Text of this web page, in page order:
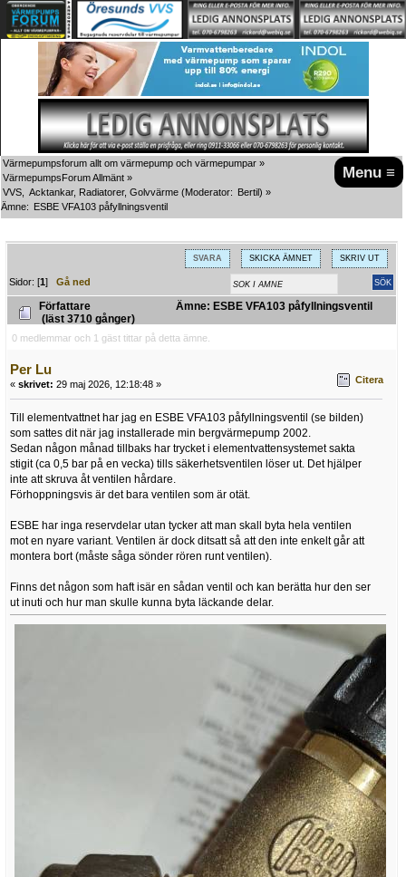
Menu ≡
Värmepumpsforum allt om värmepump och värmepumpar »
VärmepumpsForum Allmänt »
VVS,  Acktankar, Radiatorer, Golvvärme (Moderator: Bertil) »
Ämne: ESBE VFA103 påfyllningsventil
SVARA SKICKA ÄMNET SKRIV UT
Sidor: [1]Gå ned
Författare
Ämne: ESBE VFA103 påfyllningsventil
(läst 3710 gånger)
0 medlemmar och 1 gäst tittar på detta ämne.
Per Lu
« skrivet: 29 maj 2026, 12:18:48 » Citera
Till elementvattnet har jag en ESBE VFA103 påfyllningsventil (se bilden)
som sattes dit när jag installerade min bergvärmepump 2002.
Sedan någon månad tillbaks har trycket i elementvattensystemet sakta
stigit (ca 0,5 bar på en vecka) tills säkerhetsventilen löser ut. Det hjälper
inte att skruva åt ventilen hårdare.
Förhoppningsvis är det bara ventilen som är otät.
ESBE har inga reservdelar utan tycker att man skall byta hela ventilen
mot en nyare variant. Ventilen är dock ditsatt så att den inte enkelt går att
montera bort (måste såga sönder rören runt ventilen).
Finns det någon som haft isär en sådan ventil och kan berätta hur den ser
ut inuti och hur man skulle kunna byta läckande delar.